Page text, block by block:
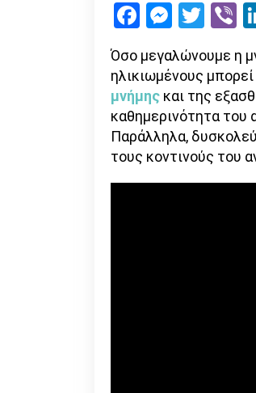
Facebook
Όσο μεγαλώνουμε η
ηλικιωμένους
μνήμης και της
καθημερινότητα του
Παράλληλα,
τους κοντινούς του